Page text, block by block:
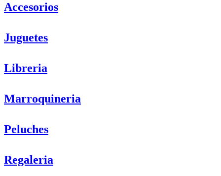
Accesorios
Juguetes
Libreria
Marroquineria
Peluches
Regaleria